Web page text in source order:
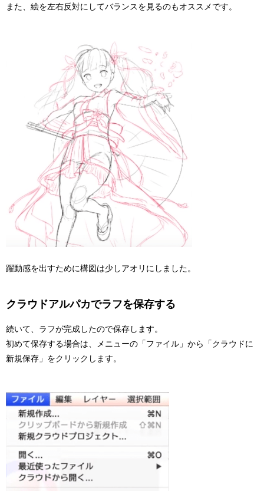
また、絵を左右反対にしてバランスを見るのもオススメです。
躍動感を出すために構図は少しアオリにしました。
クラウドアルパカでラフを保存する
続いて、ラフが完成したので保存します。
初めて保存する場合は、メニューの「ファイル」から「クラウドに
新規保存」をクリックします。